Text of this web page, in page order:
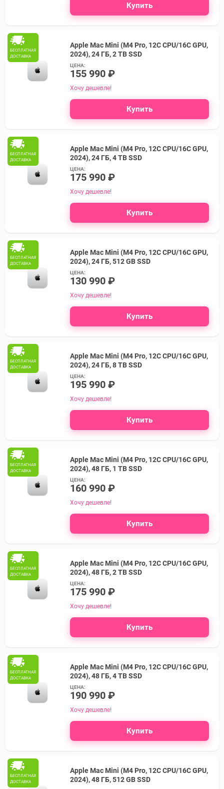
Купить
БЕСПЛАТНАЯ
ДОСТАВКА
Apple Mac Mini (M4 Pro, 12C CPU/16C GPU,
2024), 24 ГБ, 2 TB SSD
ЦЕНА:
155 990 ₽
Хочу дешевле!
Купить
БЕСПЛАТНАЯ
ДОСТАВКА
Apple Mac Mini (M4 Pro, 12C CPU/16C GPU,
2024), 24 ГБ, 4 TB SSD
ЦЕНА:
175 990 ₽
Хочу дешевле!
Купить
БЕСПЛАТНАЯ
ДОСТАВКА
Apple Mac Mini (M4 Pro, 12C CPU/16C GPU,
2024), 24 ГБ, 512 GB SSD
ЦЕНА:
130 990 ₽
Хочу дешевле!
Купить
БЕСПЛАТНАЯ
ДОСТАВКА
Apple Mac Mini (M4 Pro, 12C CPU/16C GPU,
2024), 24 ГБ, 8 TB SSD
ЦЕНА:
195 990 ₽
Хочу дешевле!
Купить
БЕСПЛАТНАЯ
ДОСТАВКА
Apple Mac Mini (M4 Pro, 12C CPU/16C GPU,
2024), 48 ГБ, 1 TB SSD
ЦЕНА:
160 990 ₽
Хочу дешевле!
Купить
БЕСПЛАТНАЯ
ДОСТАВКА
Apple Mac Mini (M4 Pro, 12C CPU/16C GPU,
2024), 48 ГБ, 2 TB SSD
ЦЕНА:
175 990 ₽
Хочу дешевле!
Купить
БЕСПЛАТНАЯ
ДОСТАВКА
Apple Mac Mini (M4 Pro, 12C CPU/16C GPU,
2024), 48 ГБ, 4 TB SSD
ЦЕНА:
190 990 ₽
Хочу дешевле!
Купить
БЕСПЛАТНАЯ
ДОСТАВКА
Apple Mac Mini (M4 Pro, 12C CPU/16C GPU,
2024), 48 ГБ, 512 GB SSD